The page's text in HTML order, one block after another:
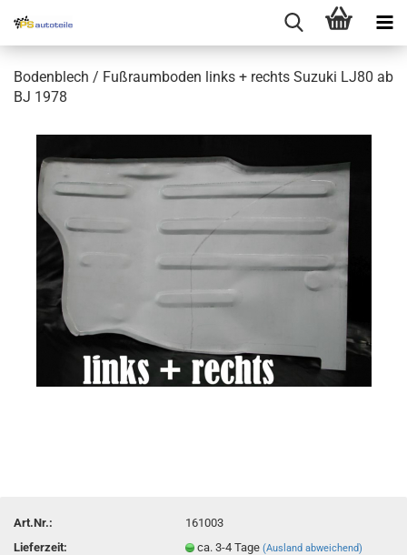
Bodenblech / Fußraumboden links + rechts Suzuki LJ80 ab
BJ 1978
Art.Nr.:
161003
Lieferzeit:
ca. 3-4 Tage(Ausland abweichend)